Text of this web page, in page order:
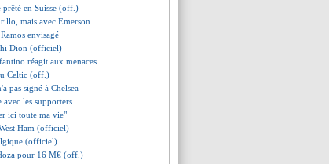
prêté en Suisse (off.)
mais avec Emerson
envisagé
Dion (officiel)
réagit aux menaces
Celtic (off.)
pas signé à Chelsea
les supporters
ici toute ma vie"
Ham (officiel)
(officiel)
pour 16 M€ (off.)